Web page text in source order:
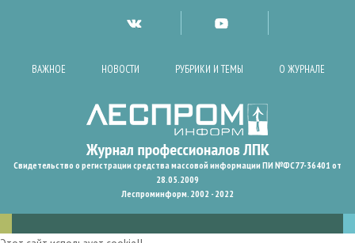
ВАЖНОЕ НОВОСТИ РУБРИКИ И ТЕМЫ О ЖУРНАЛЕ
Свидетельство о регистрации средства массовой информации ПИ №ФС77-36401 от
28.05.2009
Леспроминформ. 2002 - 2022